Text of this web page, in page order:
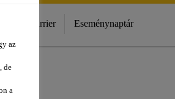
Karrier Eseménynaptár
az
de
a